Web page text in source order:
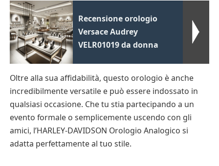
Recensione orologio
Versace Audrey
VELR01019 da donna
Oltre alla sua affidabilità, questo orologio è anche
incredibilmente versatile e può essere indossato in
qualsiasi occasione. Che tu stia partecipando a un
evento formale o semplicemente uscendo con gli
amici, l’HARLEY-DAVIDSON Orologio Analogico si
adatta perfettamente al tuo stile.